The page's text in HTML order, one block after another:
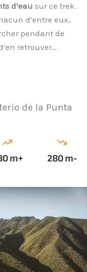
d’eau sur ce trek.
d’entre eux,
pendant de
retrouver…
de la Punta
m+ 280m-